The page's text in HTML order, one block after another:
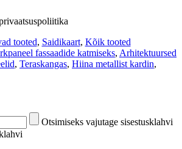
tooted, Saidikaart, Kõik tooted
fassaadide katmiseks, Arhitektuursed
, Teraskangas, Hiina metallist kardin,
Otsimiseks vajutage sisestusklahvi